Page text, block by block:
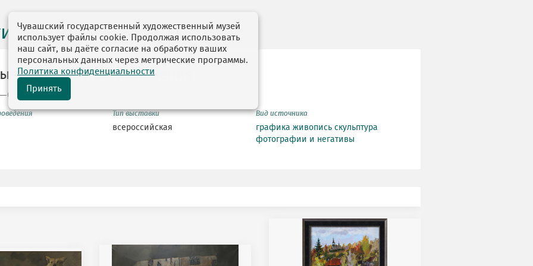
выставок
ворота / Против течения
Тип выставки
всероссийская
Вид источника
графика живопись скульптура
фотографии и негативы
Чувашский государственный художественный музей
использует файлы cookie. Продолжая использовать
наш сайт, вы даёте согласие на обработку ваших
персональных данных через метрические программы.
Политика конфиденциальности
Принять